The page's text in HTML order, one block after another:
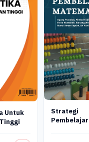
Untuk
Strategi